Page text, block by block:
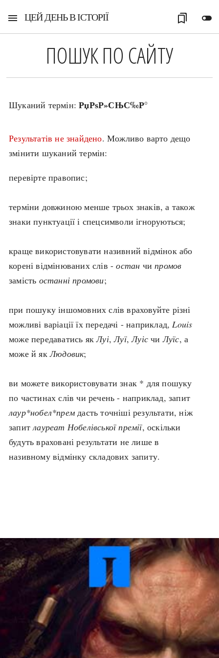
menu ЦЕЙ ДЕНЬ В ІСТОРІЇ toggle_off
bookmarks
search
ЗАГОЛОВКИ
ПРАВИЛА ЖИТТЯ
ВИ (НЕ) ЗНАЛИ
КРУГЛІ ДАТИ
КАРТИ
ФОТОІСТОРІЇ
ІНФОГРАФІКА
Наука, освіта і техніка
Особистості
Подорожі і відкриття
Політика
Розваги і дозвілля
Спорт
Чудеса світу
Україна
Хронологія
Античні часи
Темні віки
Високе Середньовіччя
Пізнє Середньовіччя
Нова історія
Новітня історія
Наш час
ПОШУК ПО САЙТУ
Шуканий термін:РџРѕР»СЊС‰Р°
Результатів не знайдено. Можливо варто дещо
змінити шуканий термін:
перевірте правопис;
терміни довжиною менше трьох знаків, а також
знаки пунктуації і спецсимволи ігноруються;
краще використовувати називний відмінок або
корені відмінюваних слів -остан чипромов
замість останні промови;
при пошуку іншомовних слів враховуйте різні
можливі варіації їх передачі - наприклад,Louis
може передаватись якЛуі,Луї,ЛуісчиЛуїс, а
може й якЛюдовик;
ви можете використовувати знак * для пошуку
по частинах слів чи речень - наприклад, запит
лаур*нобел*премдасть точніші результати, ніж
запитлауреат Нобелівської премії, оскільки
будуть враховані результати не лише в
називному відмінку складових запиту.